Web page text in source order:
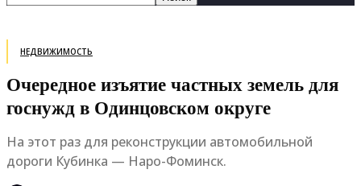
НЕДВИЖИМОСТЬ
Очередное изъятие частных земель для
госнужд в Одинцовском округе
На этот раз для реконструкции автомобильной
дороги Кубинка — Наро-Фоминск.